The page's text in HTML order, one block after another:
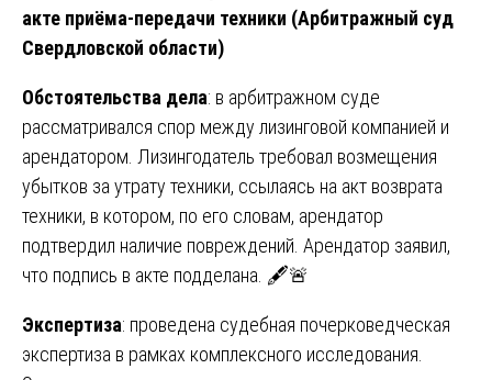
акте приёма-передачи техники (Арбитражный суд
Свердловской области)
Обстоятельства дела: в арбитражном суде
рассматривался спор между лизинговой компанией и
арендатором. Лизингодатель требовал возмещения
убытков за утрату техники, ссылаясь на акт возврата
техники, в котором, по его словам, арендатор
подтвердил наличие повреждений. Арендатор заявил,
что подпись в акте подделана. 🖋️🚨
Экспертиза: проведена судебная почерковедческая
экспертиза в рамках комплексного исследования.